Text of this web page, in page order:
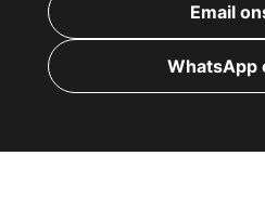
Email
WhatsApp